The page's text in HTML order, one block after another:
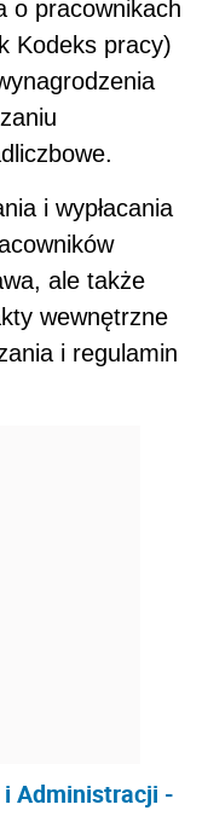
o pracownikach
Kodeks pracy)
i wypłacania
ale także
wewnętrzne
i regulamin
i Administracji -